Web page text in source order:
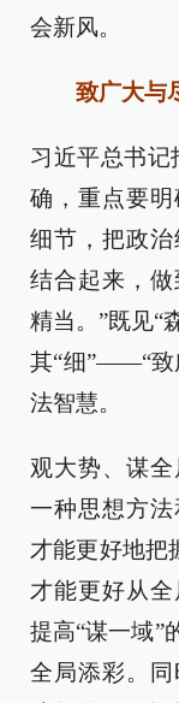
会新风。
致广大与
习近平总书记
确，重点要
细节，把政
结合起来，
精当。”既见“
其“细”——“致
法智慧。
观大势、谋
一种思想方法
才能更好地把
才能更好从
提高“谋一域”
全局添彩。